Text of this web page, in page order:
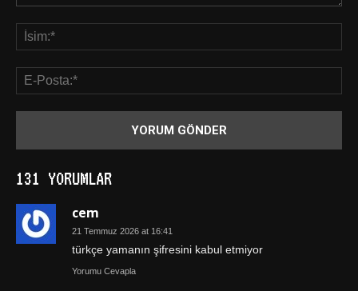
131 YORUMLAR
cem
21 Temmuz 2026 at 16:41
türkçe yamanın şifresini kabul etmiyor
Yorumu Cevapla